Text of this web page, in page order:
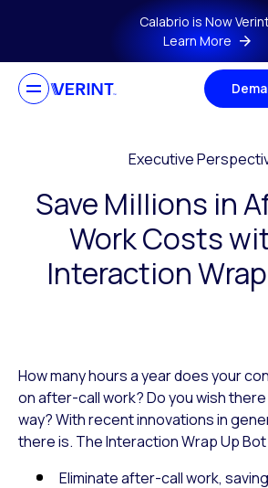
Skip to main contentCalabrio is Now
Learn More
Executive
Save Millions in
Work Costs
Interaction
How many hours a year does your
on after-call work? Do you wish
way? With recent innovations in
there is. The Interaction Wrap Up Bot
Eliminate after-call work,